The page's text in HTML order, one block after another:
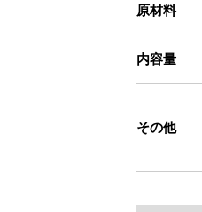
原材料
内容量
その他